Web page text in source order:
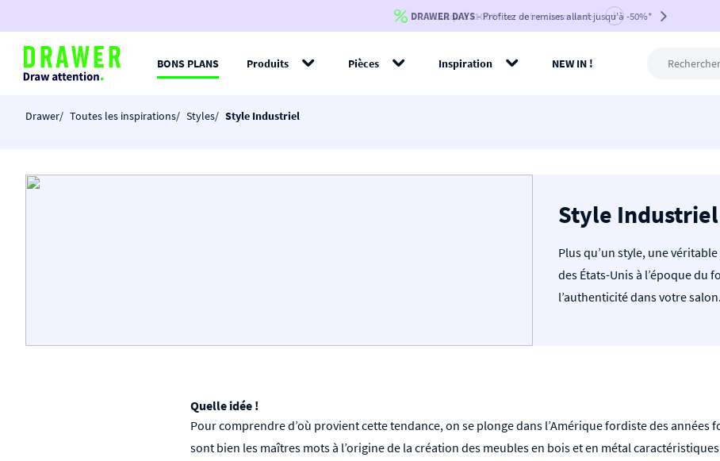
Jusqu'à-100€*sur votre commande !
BIKINI100
-voir conditions en bas de page-
DRAWER DAYS- Profitez de remises allant jusqu'à -50%*
BONS PLANS Produits Pièces Inspiration NEW IN !
Drawer Toutes les inspirations Styles Style Industriel
Style Industriel
Plus qu’un style, une
des États-Unis à l’époque du
l’authenticité dans votre salon.
Quelle idée !
Pour comprendre d’où provient cette tendance, on se plonge dans l’Amérique fordiste des
sont bien les maîtres mots à l’origine de la création des meubles en bois et en métal